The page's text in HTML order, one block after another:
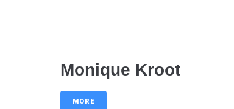
Monique Kroot
MORE